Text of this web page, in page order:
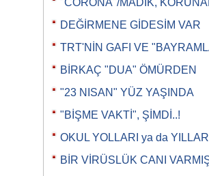
"CORONA"/MADIK,
DEĞİRMENE GİDESİM VAR
TRT'NİN GAFI VE
BİRKAÇ "DUA" ÖMÜRDEN
"23 NISAN" YÜZ YAŞINDA
"BİŞME VAKTİ", ŞİMDİ..!
OKUL YOLLARI ya da
BİR VİRÜSLÜK CANI